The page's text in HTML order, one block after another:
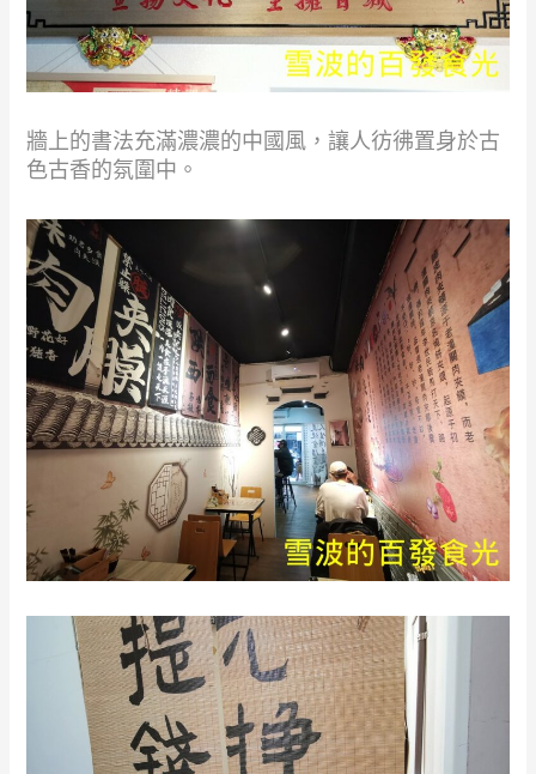
牆上的書法充滿濃濃的中國風，讓人彷彿置身於古
色古香的氛圍中。